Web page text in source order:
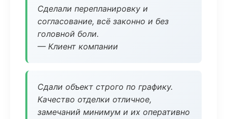
Сделали перепланировку и
согласование, всё законно и без
головной боли.
— Клиент компании
Сдали объект строго по графику.
Качество отделки отличное,
замечаний минимум и их оперативно